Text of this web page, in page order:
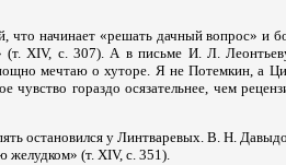
начинает «решать дачный вопрос» и
(т. XIV, с. 307). А в письме И. Л.
мечтаю о хуторе. Я не Потемкин, а
гораздо осязательнее, чем
остановился у Линтваревых. В. Н.
желудком» (т. XIV, с. 351).